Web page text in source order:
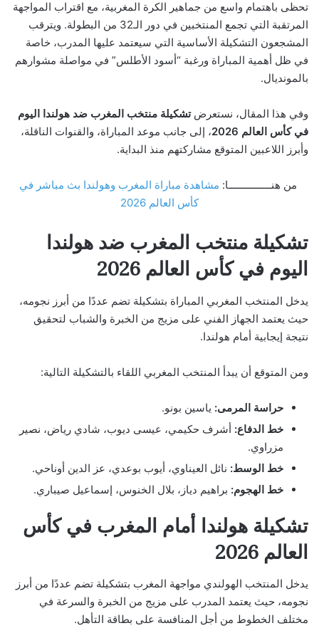
تحظى باهتمام واسع من جماهير الكرة المغربية، مع اقتراب المواجهة
المرتقبة التي تجمع المنتخبين في دور الـ32 من البطولة. ويترقب
المشجعون التشكيلة الأساسية التي سيعتمد عليها المدرب، خاصة
في ظل أهمية المباراة ورغبة “أسود الأطلس” في مواصلة مشوارهم
بالمونديال.
وفي هذا المقال، نستعرضتشكيلة منتخب المغرب ضد هولندا اليوم
في كأس العالم 2026
، إلى جانب موعد المباراة، والقنوات الناقلة،
وأبرز اللاعبين المتوقع مشاركتهم منذ البداية.
من هنـــــــــــــــا: مشاهدة مباراة المغرب وهولندا بث مباشر في
كأس العالم 2026
تشكيلة منتخب المغرب ضد هولندا
اليوم في كأس العالم 2026
يدخل المنتخب المغربي المباراة بتشكيلة تضم عددًا من أبرز نجومه،
حيث يعتمد الجهاز الفني على مزيج من الخبرة والشباب لتحقيق
نتيجة إيجابية أمام هولندا.
ومن المتوقع أن يبدأ المنتخب المغربي اللقاء بالتشكيلة التالية:
حراسة المرمى: ياسين بونو.
خط الدفاع: أشرف حكيمي، عيسى ديوب، شادي رياض، نصير
مزراوي.
خط الوسط: نائل العيناوي، أيوب بوعدي، عز الدين أوناحي.
خط الهجوم: براهيم دياز، بلال الخنوس، إسماعيل صيباري.
تشكيلة هولندا أمام المغرب في كأس
العالم 2026
يدخل المنتخب الهولندي مواجهة المغرب بتشكيلة تضم عددًا من أبرز
نجومه، حيث يعتمد المدرب على مزيج من الخبرة والسرعة في
مختلف الخطوط من أجل المنافسة على بطاقة التأهل.